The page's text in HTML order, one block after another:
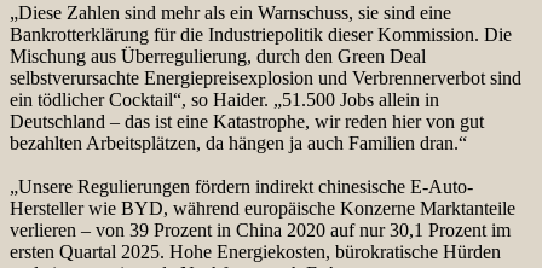
„Diese Zahlen sind mehr als ein Warnschuss, sie sind eine
Bankrotterklärung für die Industriepolitik dieser Kommission. Die
Mischung aus Überregulierung, durch den Green Deal
selbstverursachte Energiepreisexplosion und Verbrennerverbot sind
ein tödlicher Cocktail“, so Haider. „51.500 Jobs allein in
Deutschland – das ist eine Katastrophe, wir reden hier von gut
bezahlten Arbeitsplätzen, da hängen ja auch Familien dran.“
„Unsere Regulierungen fördern indirekt chinesische E-Auto-
Hersteller wie BYD, während europäische Konzerne Marktanteile
verlieren – von 39 Prozent in China 2020 auf nur 30,1 Prozent im
ersten Quartal 2025. Hohe Energiekosten, bürokratische Hürden